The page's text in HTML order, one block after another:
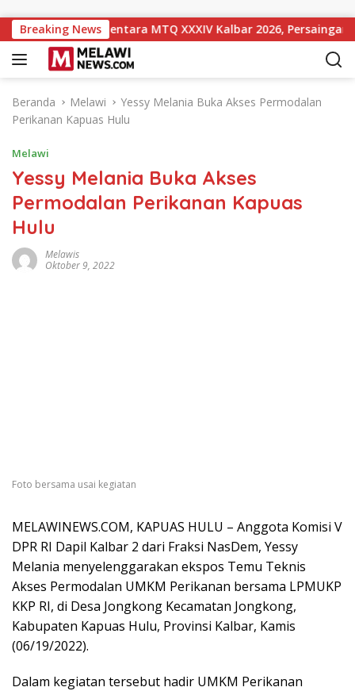
Breaking News
10 Sementara MTQ XXXIV Kalbar 2026, Persaingan
Beranda Melawi
Yessy Melania Buka Akses Permodalan
Perikanan Kapuas Hulu
Melawi
Yessy Melania Buka Akses
Permodalan Perikanan Kapuas
Hulu
Melawis
Oktober 9, 2022
Foto bersama usai kegiatan
MELAWINEWS.COM, KAPUAS HULU – Anggota Komisi V
DPR RI Dapil Kalbar 2 dari Fraksi NasDem, Yessy
Melania menyelenggarakan ekspos Temu Teknis
Akses Permodalan UMKM Perikanan bersama LPMUKP
KKP RI, di Desa Jongkong Kecamatan Jongkong,
Kabupaten Kapuas Hulu, Provinsi Kalbar, Kamis
(06/19/2022).
Dalam kegiatan tersebut hadir UMKM Perikanan